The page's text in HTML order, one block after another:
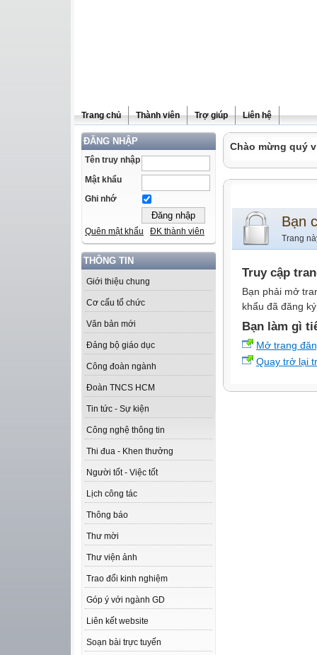
Trang chủ Thành viên Trợ giúp Liên hệ
ĐĂNG NHẬP
Tên truy nhập
Mật khẩu
Ghi nhớ
Quên mật khẩu ĐK thành viên
THÔNG TIN
Giới thiệu chung
Cơ cấu tổ chức
Văn bản mới
Đảng bộ giáo dục
Công đoàn ngành
Đoàn TNCS HCM
Tin tức - Sự kiện
Công nghệ thông tin
Thi đua - Khen thưởng
Người tốt - Việc tốt
Lịch công tác
Thông báo
Thư mời
Thư viện ảnh
Trao đổi kinh nghiệm
Góp ý với ngành GD
Liên kết website
Soạn bài trực tuyến
Chào mừng quý
Bạn
Trang
Truy cập
Bạn phải mở
khẩu đã đăng
Bạn làm gì
Mở trang
Quay trở lại